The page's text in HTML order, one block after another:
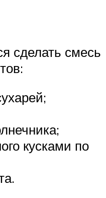
сделать смесь
кусками по